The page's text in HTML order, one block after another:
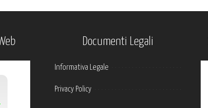
Documenti Legali
Informativa Legale
Privacy Policy